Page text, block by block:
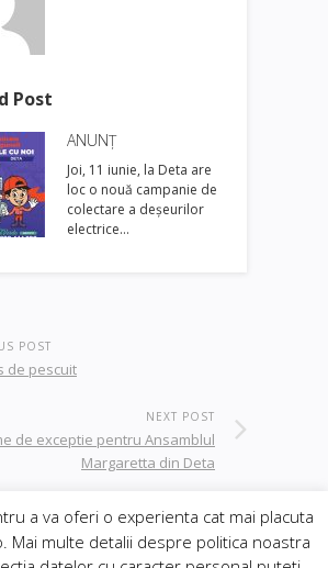
Post
ANUNȚ
Joi, 11 iunie, la Deta are
loc o nouă campanie de
colectare a deșeurilor
electrice…
POST
de pescuit
NEXT POST
de exceptie pentru Ansamblul
Margaretta din Deta
Deta| realizat deDowMedia|
a va oferi o experienta cat mai placuta
Mai multe detalii despre politica noastra